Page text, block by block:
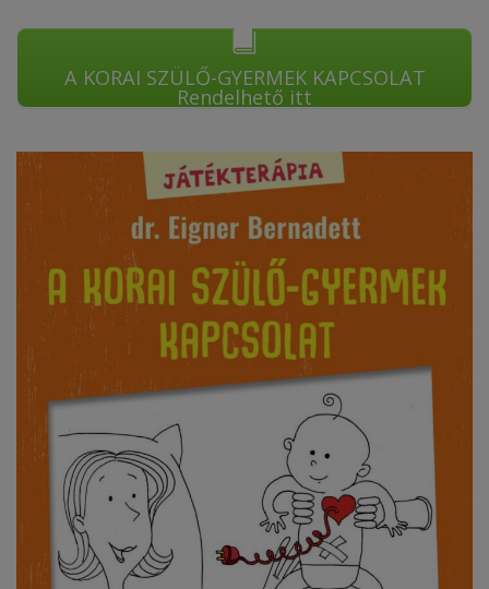
A KORAI SZÜLŐ-GYERMEK KAPCSOLAT
Rendelhető itt